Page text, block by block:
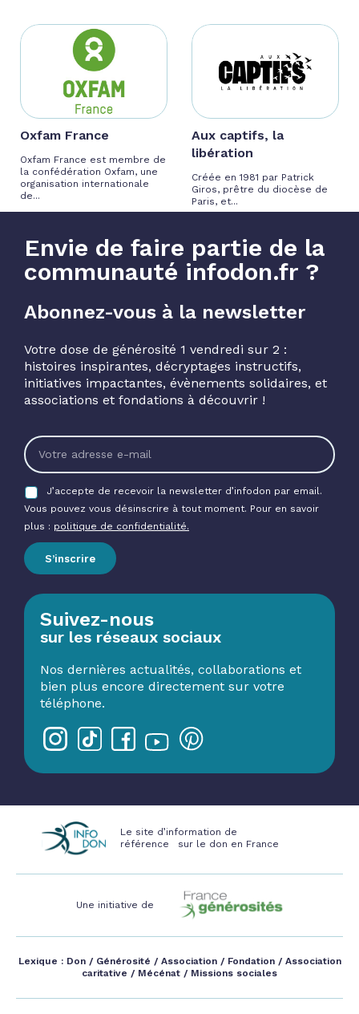
Oxfam France
Oxfam France est membre de
la confédération Oxfam, une
organisation internationale
de...
Aux captifs, la
libération
Créée en 1981 par Patrick
Giros, prêtre du diocèse de
Paris, et...
Envie de faire partie de la
communauté infodon.fr ?
Abonnez-vous à la newsletter
Votre dose de générosité 1 vendredi sur 2 :
histoires inspirantes, décryptages instructifs,
initiatives impactantes, évènements solidaires, et
associations et fondations à découvrir !
J’accepte de recevoir la newsletter d’infodon par email.
Vous pouvez vous désinscrire à tout moment. Pour en savoir
plus : politique de confidentialité.
S’inscrire
Suivez-nous
sur les réseaux sociaux
Nos dernières actualités, collaborations et
bien plus encore directement sur votre
téléphone.
Le site d’information de
référence sur le don en France
Une initiative de
Lexique : Don/ Générosité / Association/ Fondation/ Association
caritative / Mécénat / Missions sociales